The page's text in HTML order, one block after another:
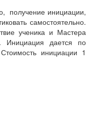
получение инициации,
самостоятельно.
ученика и Мастера
Инициация дается по
инициации 1